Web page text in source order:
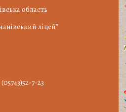
область
ліцей”
7-23